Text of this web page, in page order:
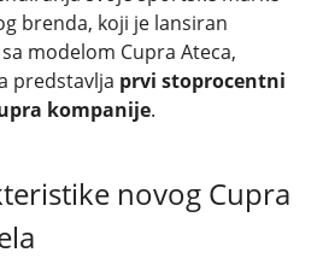
brenda, koji je lansiran
modelom Cupra Ateca,
predstavlja prvi stoprocentni
kompanije.
novog Cupra